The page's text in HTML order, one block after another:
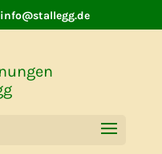
info@stallegg.de